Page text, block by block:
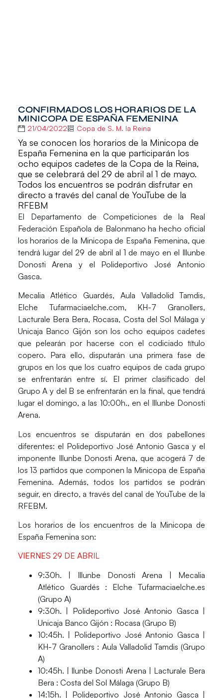
CONFIRMADOS LOS HORARIOS DE LA
MINICOPA DE ESPAÑA FEMENINA
21/04/2022 Copa de S. M. la Reina
Ya se conocen los horarios de la Minicopa de
España Femenina en la que participarán los
ocho equipos cadetes de la Copa de la Reina,
que se celebrará del 29 de abril al 1 de mayo.
Todos los encuentros se podrán disfrutar en
directo a través del canal de YouTube de la
RFEBM
El Departamento de Competiciones de la Real
Federación Española de Balonmano ha hecho oficial
los horarios de la Minicopa de España Femenina, que
tendrá lugar del 29 de abril al 1 de mayo en el Illunbe
Donosti Arena y el Polideportivo José Antonio
Gasca.
Mecalia Atlético Guardés, Aula Valladolid Tamdis,
Elche Tufarmaciaelche.com, KH-7 Granollers,
Lacturale Bera Bera, Rocasa, Costa del Sol Málaga y
Unicaja Banco Gijón son los ocho equipos cadetes
que pelearán por hacerse con el codiciado título
copero. Para ello, disputarán una primera fase de
grupos en los que los cuatro equipos de cada grupo
se enfrentarán entre sí. El primer clasificado del
Grupo A y del B se enfrentarán en la final, que tendrá
lugar el domingo, a las 10:00h., en el Illunbe Donosti
Arena.
Los encuentros se disputarán en dos pabellones
diferentes: el Polideportivo José Antonio Gascay el
imponente Illunbe Donosti Arena, que acogerá 7 de
los 13 partidos que componen la Minicopa de España
Femenina. Además, todos los partidos se podrán
seguir, en directo, a través del canal de YouTube de la
RFEBM.
Los horarios de los encuentros de la Minicopa de
España Femenina son:
VIERNES 29 DE ABRIL
9:30h. | Illunbe Donosti Arena | Mecalia
Atlético Guardés : Elche Tufarmaciaelche.es
(Grupo A)
9:30h. | Polideportivo José Antonio Gasca |
Unicaja Banco Gijón : Rocasa (Grupo B)
10:45h. | Polideportivo José Antonio Gasca |
KH-7 Granollers : Aula Valladolid Tamdis (Grupo
A)
10:45h. | llunbe Donosti Arena | Lacturale Bera
Bera : Costa del Sol Málaga (Grupo B)
14:15h. | Polideportivo José Antonio Gasca |